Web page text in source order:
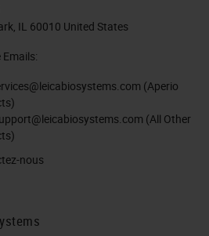
IL 60010 United States
Emails:
(Aperio
(All Other
nous